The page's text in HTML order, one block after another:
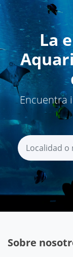
La
Encuentra
Sobre